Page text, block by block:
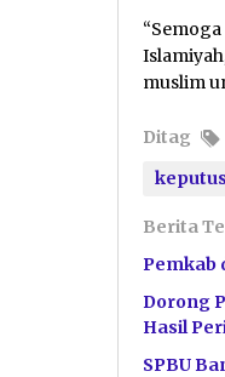
muslim
Ditag
Berita
Pemkab
Dorong
Hasil
SPBU